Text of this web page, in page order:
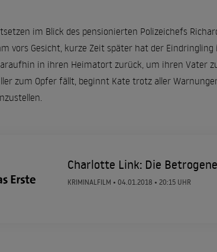
im Blick des pensionierten Polizeichefs
vors Gesicht, kurze Zeit später hat der
in ihren Heimatort zurück, um ihren Vater
zum Opfer fällt, beginnt Kate trotz aller
Charlotte Link: Die Betrogene
KRIMINALFILM •04.01.2018 • 20:15 UHR